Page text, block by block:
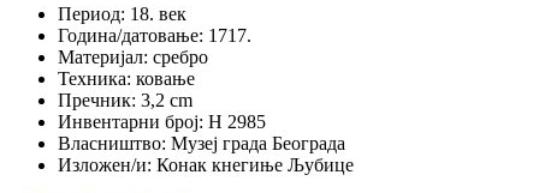
Период: 18. век
Година/датовање: 1717.
Материјал: сребро
Техника: ковање
Пречник: 3,2 cm
Инвентарни број: Н 2985
Власништво: Музеј града Београда
Изложен/и: Конак кнегиње Љубице